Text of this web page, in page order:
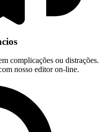
complicações ou distrações.
nosso editor on-line.